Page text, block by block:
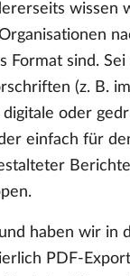
wissen
Format sind. Sei
(z. B.
oder
einfach für
haben wir in
PDF-